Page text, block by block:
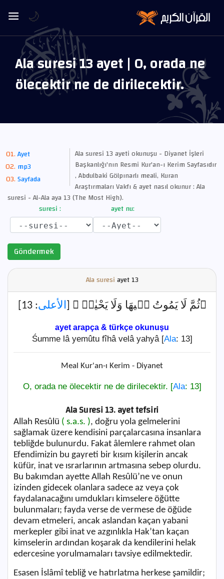
Ala suresi 13 ayet | O, orada ne
ölecektir ne de dirilecektir.
Ayet
mp3
Sayfada
Ala suresi 13 ayeti okunuşu - Diyanet İşleri
Başkanlığı'nın Resmi Kur'an-ı Kerim Sayfasıdır
, Abdulbaki Gölpınarlı meali, Kuran
Araştırmaları Vakfı & ayet nasıl okunur : Ala
suresi - Al-Ala aya 13 (The Most High).
suresi :
ayet nu:
Göndermek
Ala suresiayet13
﴿ثُمَّ لَا يَمُوتُ ف۪يهَا وَلَا يَحْيٰىۜ ﴾ [ الأعلى: 13]
ayet arapça & türkçe okunuşu
Śumme lâ yemûtu fîhâ velâ yahyâ [Ala: 13]
Meal Kur'an-ı Kerim - Diyanet
O, orada ne ölecektir ne de dirilecektir. [Ala: 13]
Ala Suresi 13. ayet tefsiri
Allah Resûlü ( s.a.s. ), doğru yola gelmelerini
sağlamak üzere kendisini parçalarcasına insanlara
tebliğde bulunurdu. Fakat âlemlere rahmet olan
Efendimizin bu gayreti bir kısım kişilerin ancak
küfür, inat ve ısrarlarının artmasına sebep olurdu.
Bu bakımdan ayette Allah Resûlü’ne ve onun
izinden gidecek olanlara sadece az veya çok
faydalanacağını umdukları kimselere öğütte
bulunmaları; fayda verse de vermese de öğüde
devam etmeleri, ancak aslandan kaçan yabani
merkepler gibi inat ve azgınlıkla Hak’tan kaçan
kimselerin ardından koşarak da kendilerini helak
edercesine yorulmamaları tavsiye edilmektedir.
Esasen İslâmî tebliğ ve hatırlatma herkese şamildir;
🌙